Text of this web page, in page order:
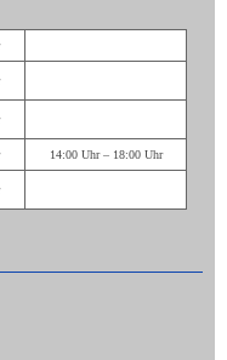
14:00 Uhr – 18:00 Uhr